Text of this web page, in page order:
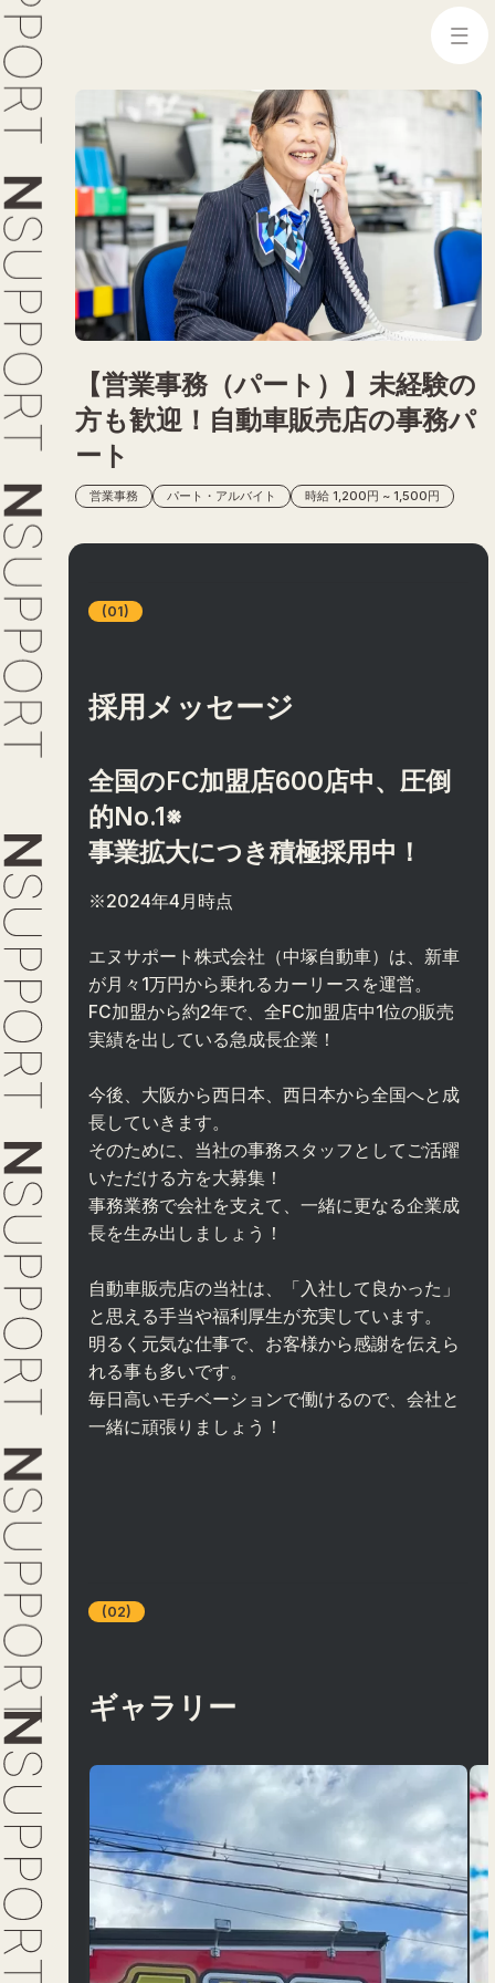
ホーム
会社を知る
仲間を知る
文化を知る
募集中の求人一覧
よくある質問
【営業事務（パート）】未経験の
方も歓迎！自動車販売店の事務パ
ート
営業事務 パート・アルバイト 時給 1,200円 ~ 1,500円
(01)
採用メッセージ
全国のFC加盟店600店中、圧倒
的No.1※
事業拡大につき積極採用中！
※2024年4月時点
エヌサポート株式会社（中塚自動車）は、新車
が月々1万円から乗れるカーリースを運営。
FC加盟から約2年で、全FC加盟店中1位の販売
実績を出している急成長企業！
今後、大阪から西日本、西日本から全国へと成
長していきます。
そのために、当社の事務スタッフとしてご活躍
いただける方を大募集！
事務業務で会社を支えて、一緒に更なる企業成
長を生み出しましょう！
自動車販売店の当社は、「入社して良かった」
と思える手当や福利厚生が充実しています。
明るく元気な仕事で、お客様から感謝を伝えら
れる事も多いです。
毎日高いモチベーションで働けるので、会社と
一緒に頑張りましょう！
(02)
ギャラリー